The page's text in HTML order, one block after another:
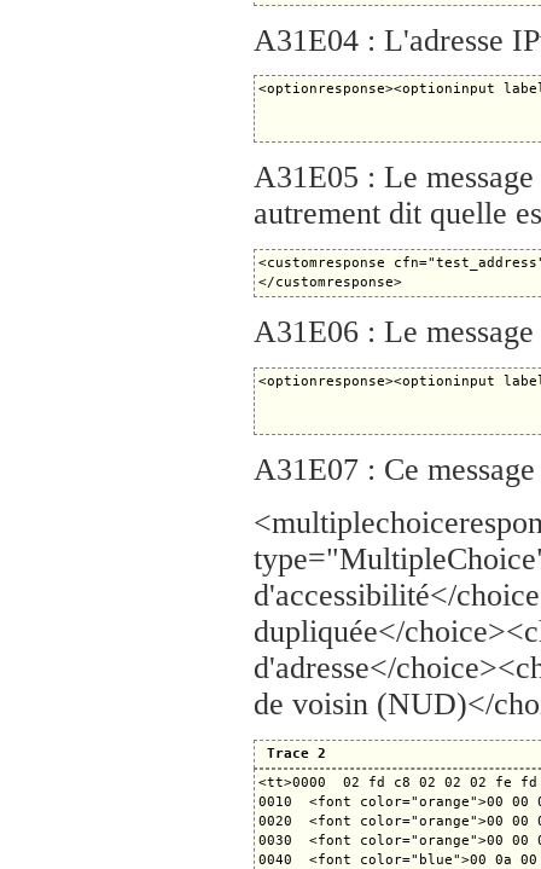
A31E04 : L'adresse
A31E05 : Le
autrement dit quelle
<customresponse
A31E06 : Le
A31E07 : Ce
d'accessibilité</
dupliquée</
d'adresse</
de voisin (NUD)</
Trace 2
<tt>0000  02 fd c8 02 02 02 fe
0010  <font color="orange">00
0020  <font color="orange">00
0030  <font color="orange">00
0040  <font color="blue">00 0a